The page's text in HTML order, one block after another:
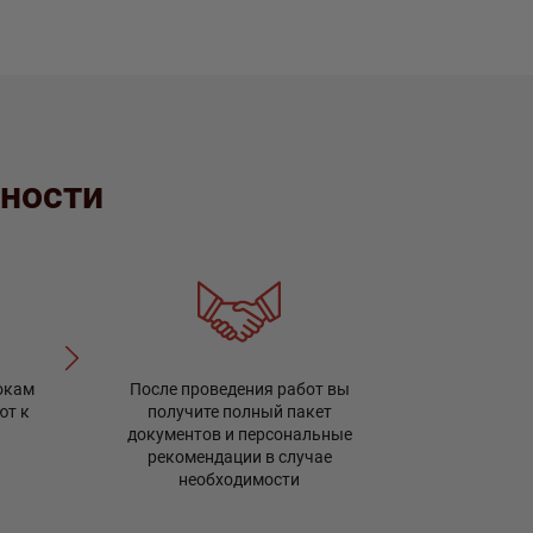
к
После проведения работ вы
получите полный пакет
документов и персональные
рекомендации в случае
необходимости